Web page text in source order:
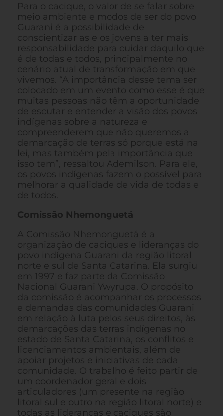
Para o cacique, o valor de se falar sobre
meio ambiente e modos de ser do povo
Guarani é a possibilidade de
conscientizar as e os jovens a ter mais
responsabilidade para cuidar daquilo que
é de todas e todos, principalmente no
cenário atual de transformação em que
vivemos. “A importância desse tema ser
colocado em um evento como esse é que
muitas pessoas não têm a oportunidade
de escutar e entender a visão dos povos
indígenas sobre a natureza e
compreenderem que não queremos a
demarcação de terras só porque está na
lei, mas também pela importância que
isso tem”, ressaltou Ademilson. Para ele,
os povos indígenas fazem o possível para
melhorar a qualidade de vida de todas e
de todos.
Comissão Nhemonguetá
A Comissão Nhemonguetá é a
organização de caciques e lideranças do
povo indígena Guarani da região litoral
norte e sul de Santa Catarina. Ela surgiu
em 1997 e faz parte da Comissão
Nacional Guarani Ywyrupa. O propósito
da comissão é acompanhar os processos
e demandas das comunidades Guarani
em relação à luta pelos seus direitos, às
demarcações das terras indígenas no
estado de Santa Catarina, os conflitos e
licenciamentos ambientais, além de
apoiar projetos e iniciativas de cada
comunidade. O trabalho é feito partir de
um coordenador geral e dois
articuladores (um presente na região
litoral sul e outro na região litoral norte) e
todas as lideranças e caciques são